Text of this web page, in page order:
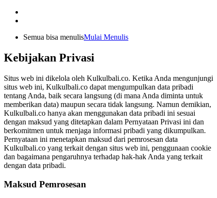
Semua bisa menulisMulai Menulis
Kebijakan Privasi
Situs web ini dikelola oleh Kulkulbali.co. Ketika Anda mengunjungi
situs web ini, Kulkulbali.co dapat mengumpulkan data pribadi
tentang Anda, baik secara langsung (di mana Anda diminta untuk
memberikan data) maupun secara tidak langsung. Namun demikian,
Kulkulbali.co hanya akan menggunakan data pribadi ini sesuai
dengan maksud yang ditetapkan dalam Pernyataan Privasi ini dan
berkomitmen untuk menjaga informasi pribadi yang dikumpulkan.
Pernyataan ini menetapkan maksud dari pemrosesan data
Kulkulbali.co yang terkait dengan situs web ini, penggunaan cookie
dan bagaimana pengaruhnya terhadap hak-hak Anda yang terkait
dengan data pribadi.
Maksud Pemrosesan